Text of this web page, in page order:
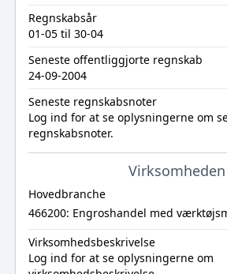
Regnskabsår
01-05 til 30-04
Seneste offentliggjorte regnskab
24-09-2004
Seneste regnskabsnoter
Log ind for at se oplysningerne om
regnskabsnoter.
Virksomheden
Hovedbranche
466200: Engroshandel med
Virksomhedsbeskrivelse
Log ind for at se oplysningerne om